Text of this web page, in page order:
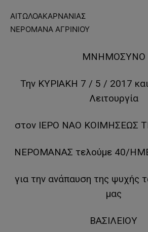
ΑΙΤΩΛΟΑΚΑΡΝΑΝΙΑΣ
ΝΕΡΟΜΑΝΑ ΑΓΡΙΝΙΟΥ
ΜΝΗΜΟΣΥΝΟ
Την ΚΥΡΙΑΚΗ 7 / 5 / 2017
Λειτουργία
στον ΙΕΡΟ ΝΑΟ KOIMHΣΕΩΣ
ΝΕΡΟΜΑΝΑΣ τελούμε 40/
για την ανάπαυση της ψυχής
μας
ΒΑΣΙΛΕΙΟΥ